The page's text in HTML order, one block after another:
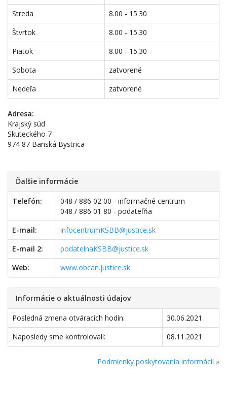
Streda
8.00 - 15.30
Štvrtok
8.00 - 15.30
Piatok
8.00 - 15.30
Sobota
zatvorené
Nedeľa
zatvorené
Adresa:
Krajský súd
Skuteckého 7
974 87 Banská Bystrica
Ďalšie informácie
Telefón:
048 / 886 02 00 - informačné centrum
048 / 886 01 80 - podateľňa
E-mail:
infocentrumKSBB@justice.sk
E-mail 2:
podatelnaKSBB@justice.sk
Web:
www.obcan.justice.sk
Informácie o aktuálnosti údajov
Posledná zmena otváracích hodín:
30.06.2021
Naposledy sme kontrolovali:
08.11.2021
Podmienky poskytovania informácií »